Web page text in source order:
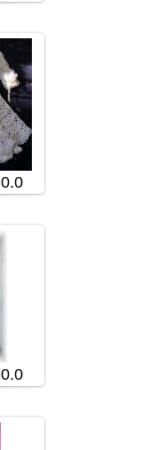
0.0
0.0